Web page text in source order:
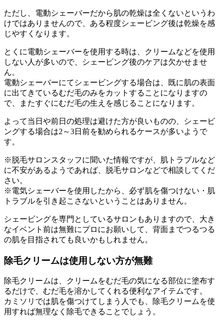
ただし、電動シェーバーだから肌の乾燥は全くないというわ
けではありませんので、ある程度シェービング後は乾燥を感
じやすくなります。
とくに電動シェーバーを使用する時は、クリームなどを使用
しない人が多いので、シェービング後のケアは欠かせませ
ん。
電動シェーバーにてシェービングする場合は、既に肌の表面
に出てきているむだ毛のみをカットすることになりますの
で、またすぐにむだ毛の生えを感じることになります。
よって当日や前日の処理は避けた方が良いものの、シェービ
ングする場合は2～3日前を勧められるケースが多いようで
す。
※脱毛サロンスタッフに聞いた情報ですが、肌トラブルなど
に不安があるようであれば、脱毛サロンなどで相談してくだ
さい。
※電気シェーバーを使用したから、必ず肌を傷つけない・肌
トラブルを引き起こさないということはありません。
シェービングを専門としているサロンもありますので、大き
なイベント前は無難にプロにお願いして、背面までつるつる
の肌を目指されても良いかもしれません。
除毛クリームは使用しない方が無難
除毛クリームは、クリームをむだ毛の気になる部位に塗布す
るだけで、むだ毛を溶かしてくれる便利なアイテムです。
カミソリでは肌を傷つけてしまう人でも、除毛クリームを使
用すれば無理なく除毛できることでしょう。